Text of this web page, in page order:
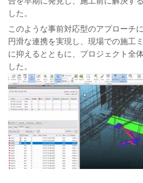
した。
このような事前対応型のアプローチ
円滑な連携を実現し、現場での施工
に抑えるとともに、プロジェクト全
した。